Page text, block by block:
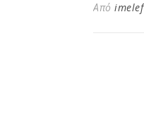
Από imelef